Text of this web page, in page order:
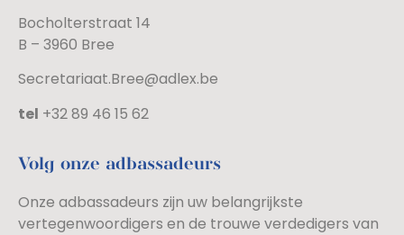
Bocholterstraat 14
B – 3960 Bree
Secretariaat.Bree@adlex.be
tel +32 89 46 15 62
Volg onze adbassadeurs
Onze adbassadeurs zijn uw belangrijkste
vertegenwoordigers en de trouwe verdedigers van